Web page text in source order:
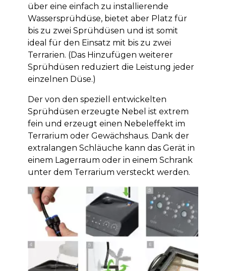
über eine einfach zu installierende
Wassersprühdüse, bietet aber Platz für
bis zu zwei Sprühdüsen und ist somit
ideal für den Einsatz mit bis zu zwei
Terrarien. (Das Hinzufügen weiterer
Sprühdüsen reduziert die Leistung jeder
einzelnen Düse.)
Der von den speziell entwickelten
Sprühdüsen erzeugte Nebel ist extrem
fein und erzeugt einen Nebeleffekt im
Terrarium oder Gewächshaus. Dank der
extralangen Schläuche kann das Gerät in
einem Lagerraum oder in einem Schrank
unter dem Terrarium versteckt werden.